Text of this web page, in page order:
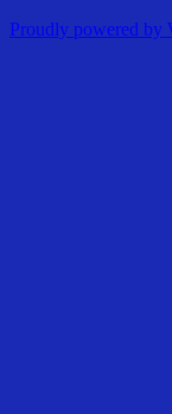
Proudly powered by